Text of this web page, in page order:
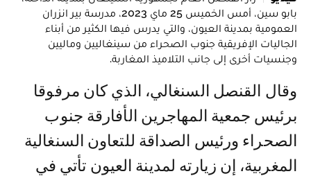
بابو سين، أمس الخميس 25 ماي 2023، مدرسة بير انزران
العمومية بمدينة العيون، والتي يدرس فيها الكثير من أبناء
الجاليات الإفريقية جنوب الصحراء من سينغاليين وماليين
وجنسيات أخرى إلى جانب التلاميذ المغاربة.
وقال القنصل السنغالي، الذي كان مرفوقا
برئيس جمعية المهاجرين الأفارقة جنوب
الصحراء ورئيس الصداقة للتعاون السنغالية
المغربية، إن زيارته لمدينة العيون تأتي في